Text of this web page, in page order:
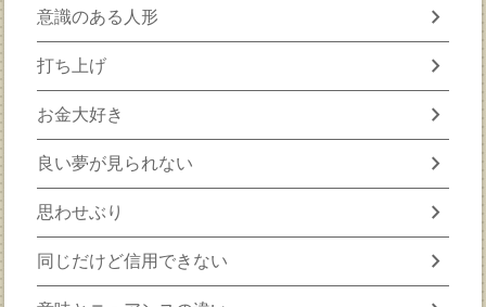
意識のある人形 chevron_right
打ち上げ chevron_right
お金大好き chevron_right
良い夢が見られない chevron_right
思わせぶり chevron_right
同じだけど信用できない chevron_right